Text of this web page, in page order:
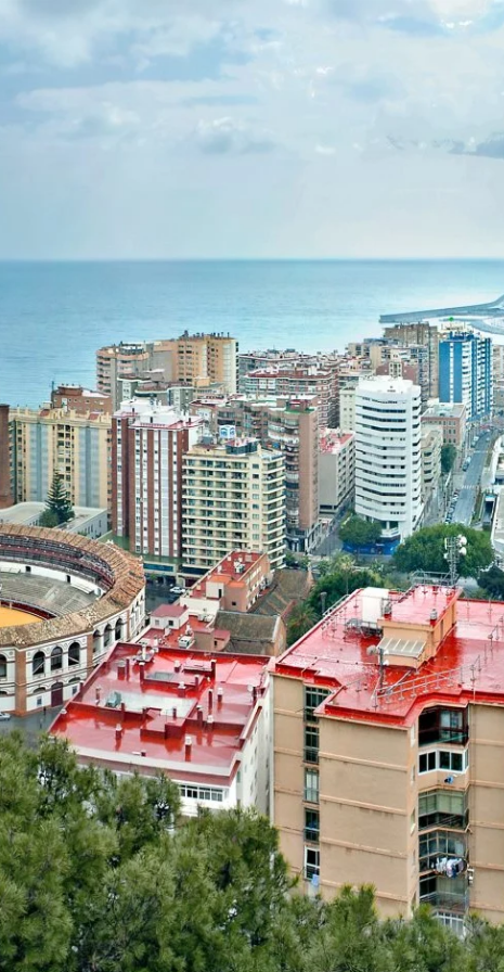
Descubre Málaga